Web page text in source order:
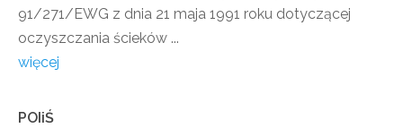
91/271/EWG z dnia 21 maja 1991 roku dotyczącej
oczyszczania ścieków ...
więcej
POIiŚ